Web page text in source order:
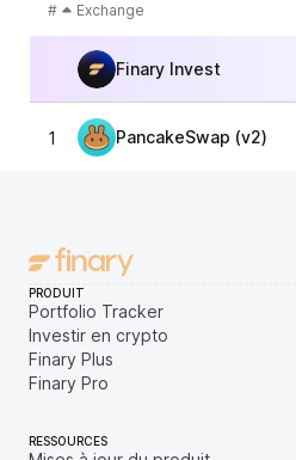
# Exchange
Finary Invest
1 PancakeSwap (v2)
PRODUIT
Portfolio Tracker
Investir en crypto
Finary Plus
Finary Pro
RESSOURCES